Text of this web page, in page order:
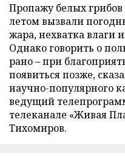
Пропажу белых грибов
летом вызвали
жара, нехватка влаги
Однако говорить о
рано – при
появиться позже,
научно-популярного
ведущий
телеканале «Живая
Тихомиров.